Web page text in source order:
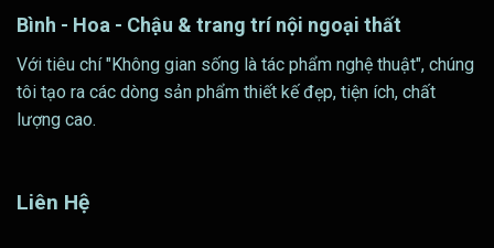
Bình - Hoa - Chậu & trang trí nội ngoại thất
Với tiêu chí "Không gian sống là tác phẩm nghệ thuật", chúng
tôi tạo ra các dòng sản phẩm thiết kế đẹp, tiện ích, chất
lượng cao.
Liên Hệ